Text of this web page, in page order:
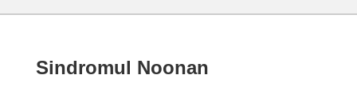
Sindromul Noonan